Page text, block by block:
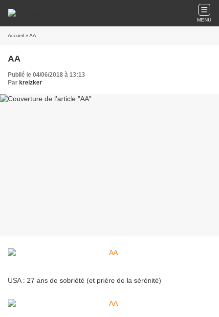
MENU
Accueil » AA
AA
Publié le 04/06/2018 à 13:13
Par kreizker
USA : 27 ans de sobriété (et prière de la sérénité)